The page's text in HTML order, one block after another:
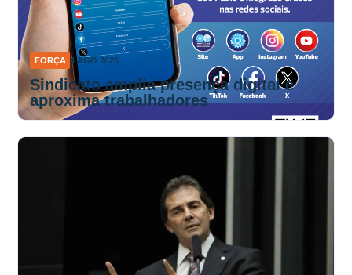
FORÇA 4 AGO 2026
Sindicato amplia presença digital e
aproxima trabalhadores